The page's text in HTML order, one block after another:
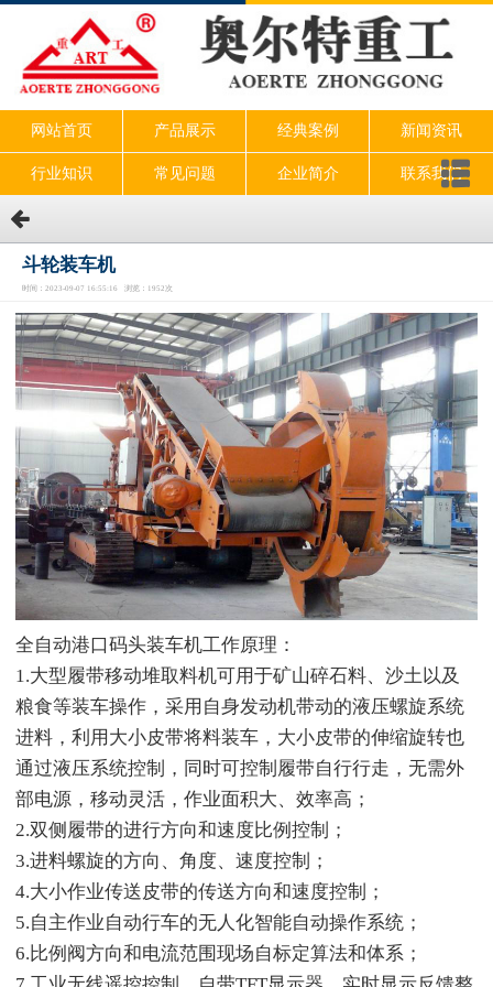
网站首页 产品展示 经典案例 新闻资讯
行业知识 常见问题 企业简介 联系我们
斗轮装车机
时间：2023-09-07 16:55:16 浏览：1952次
全自动港口码头装车机工作原理：
1.大型履带移动堆取料机可用于矿山碎石料、沙土以及
粮食等装车操作，采用自身发动机带动的液压螺旋系统
进料，利用大小皮带将料装车，大小皮带的伸缩旋转也
通过液压系统控制，同时可控制履带自行行走，无需外
部电源，移动灵活，作业面积大、效率高；
2.双侧履带的进行方向和速度比例控制；
3.进料螺旋的方向、角度、速度控制；
4.大小作业传送皮带的传送方向和速度控制；
5.自主作业自动行车的无人化智能自动操作系统；
6.比例阀方向和电流范围现场自标定算法和体系；